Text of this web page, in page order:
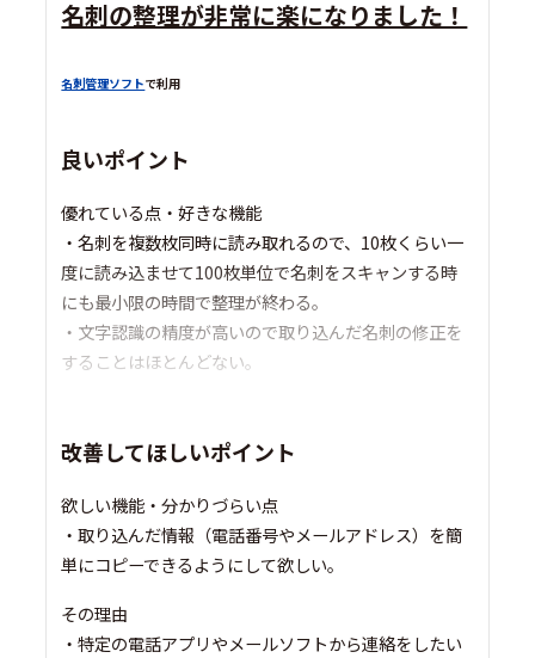
名刺の整理が非常に楽になりました！
名刺管理ソフトで利用
良いポイント
優れている点・好きな機能
・名刺を複数枚同時に読み取れるので、10枚くらい一
度に読み込ませて100枚単位で名刺をスキャンする時
にも最小限の時間で整理が終わる。
・文字認識の精度が高いので取り込んだ名刺の修正を
することはほとんどない。
改善してほしいポイント
欲しい機能・分かりづらい点
・取り込んだ情報（電話番号やメールアドレス）を簡
単にコピーできるようにして欲しい。
その理由
・特定の電話アプリやメールソフトから連絡をしたい